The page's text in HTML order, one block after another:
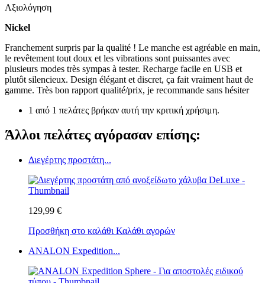
Αξιολόγηση
Nickel
Franchement surpris par la qualité ! Le manche est agréable en main,
le revêtement tout doux et les vibrations sont puissantes avec
plusieurs modes très sympas à tester. Recharge facile en USB et
plutôt silencieux. Design élégant et discret, ça fait vraiment haut de
gamme. Très bon rapport qualité/prix, je recommande sans hésiter
1 από 1 πελάτες βρήκαν αυτή την κριτική χρήσιμη.
Άλλοι πελάτες αγόρασαν επίσης:
Διεγέρτης προστάτη...
129,99 €
Προσθήκη στο καλάθι Καλάθι αγορών
ANALON Expedition...